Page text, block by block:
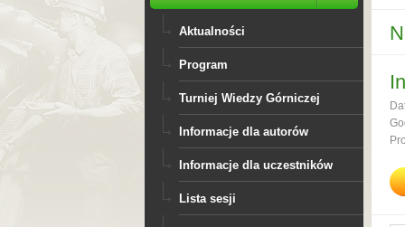
Aktualności
Program
Turniej Wiedzy Górniczej
Informacje dla autorów
Informacje dla uczestników
Lista sesji